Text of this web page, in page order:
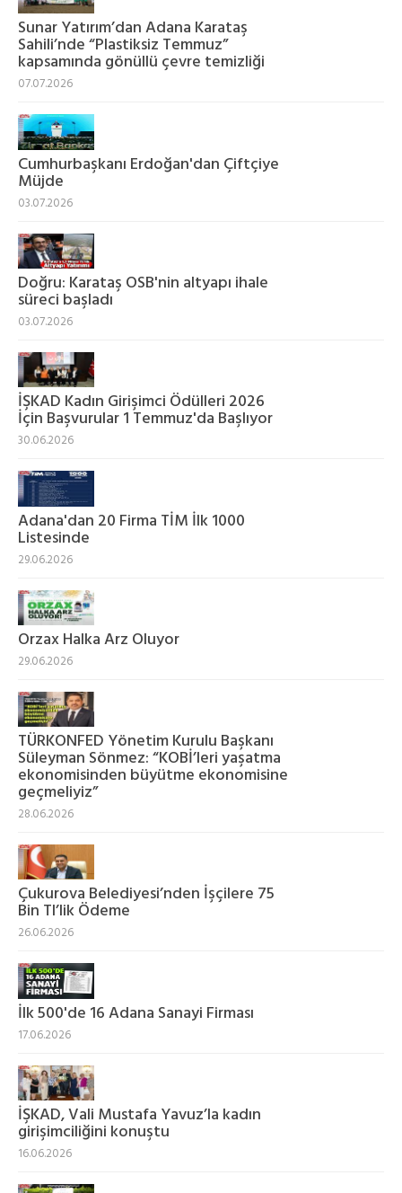
Sunar Yatırım’dan Adana Karataş
Sahili’nde “Plastiksiz Temmuz”
kapsamında gönüllü çevre temizliği
07.07.2026
Cumhurbaşkanı Erdoğan'dan Çiftçiye
Müjde
03.07.2026
Doğru: Karataş OSB'nin altyapı ihale
süreci başladı
03.07.2026
İŞKAD Kadın Girişimci Ödülleri 2026
İçin Başvurular 1 Temmuz'da Başlıyor
30.06.2026
Adana'dan 20 Firma TİM İlk 1000
Listesinde
29.06.2026
Orzax Halka Arz Oluyor
29.06.2026
TÜRKONFED Yönetim Kurulu Başkanı
Süleyman Sönmez: “KOBİ’leri yaşatma
ekonomisinden büyütme ekonomisine
geçmeliyiz”
28.06.2026
Çukurova Belediyesi’nden İşçilere 75
Bin Tl’lik Ödeme
26.06.2026
İlk 500'de 16 Adana Sanayi Firması
17.06.2026
İŞKAD, Vali Mustafa Yavuz’la kadın
girişimciliğini konuştu
16.06.2026